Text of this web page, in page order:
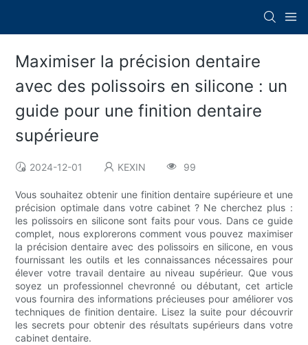
Maximiser la précision dentaire
avec des polissoirs en silicone : un
guide pour une finition dentaire
supérieure
2024-12-01 KEXIN 99
Vous souhaitez obtenir une finition dentaire supérieure et une
précision optimale dans votre cabinet ? Ne cherchez plus :
les polissoirs en silicone sont faits pour vous. Dans ce guide
complet, nous explorerons comment vous pouvez maximiser
la précision dentaire avec des polissoirs en silicone, en vous
fournissant les outils et les connaissances nécessaires pour
élever votre travail dentaire au niveau supérieur. Que vous
soyez un professionnel chevronné ou débutant, cet article
vous fournira des informations précieuses pour améliorer vos
techniques de finition dentaire. Lisez la suite pour découvrir
les secrets pour obtenir des résultats supérieurs dans votre
cabinet dentaire.